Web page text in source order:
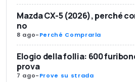
Mazda CX-5 (2026), perché
no
8 ago-Perché Comprarla
Elogio della follia: 600
prova
7 ago-Prove su strada